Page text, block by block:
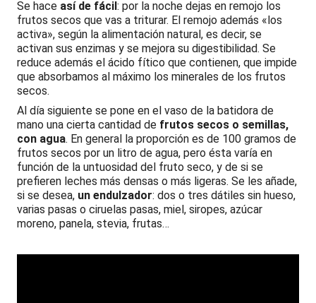
Se hace así de fácil: por la noche dejas en remojo los
frutos secos que vas a triturar. El remojo además «los
activa», según la alimentación natural, es decir, se
activan sus enzimas y se mejora su digestibilidad. Se
reduce además el ácido fítico que contienen, que impide
que absorbamos al máximo los minerales de los frutos
secos.
Al día siguiente se pone en el vaso de la batidora de
mano una cierta cantidad de frutos secos o semillas,
con agua. En general la proporción es de 100 gramos de
frutos secos por un litro de agua, pero ésta varía en
función de la untuosidad del fruto seco, y de si se
prefieren leches más densas o más ligeras. Se les añade,
si se desea, un endulzador: dos o tres dátiles sin hueso,
varias pasas o ciruelas pasas, miel, siropes, azúcar
moreno, panela, stevia, frutas…